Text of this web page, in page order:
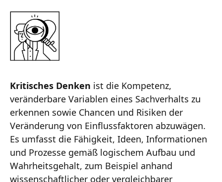
Kritisches Denken ist die Kompetenz,
veränderbare Variablen eines Sachverhalts zu
erkennen sowie Chancen und Risiken der
Veränderung von Einflussfaktoren abzuwägen.
Es umfasst die Fähigkeit, Ideen, Informationen
und Prozesse gemäß logischem Aufbau und
Wahrheitsgehalt, zum Beispiel anhand
wissenschaftlicher oder vergleichbarer